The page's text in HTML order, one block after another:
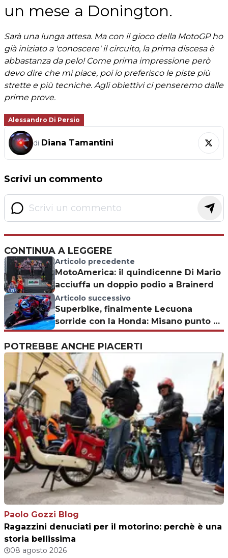
un mese a Donington.
Sarà una lunga attesa. Ma con il gioco della MotoGP ho
già iniziato a 'conoscere' il circuito, la prima discesa è
abbastanza da pelo! Come prima impressione però
devo dire che mi piace, poi io preferisco le piste più
strette e più tecniche. Agli obiettivi ci penseremo dalle
prime prove.
Alessandro Di Persio
di Diana Tamantini
Scrivi un commento
CONTINUA A LEGGERE
Articolo precedente
MotoAmerica: il quindicenne Di Mario
acciuffa un doppio podio a Brainerd
Articolo successivo
Superbike, finalmente Lecuona
sorride con la Honda: Misano punto di
svolta?
POTREBBE ANCHE PIACERTI
Paolo Gozzi Blog
Ragazzini denuciati per il motorino: perchè è una
storia bellissima
08 agosto 2026